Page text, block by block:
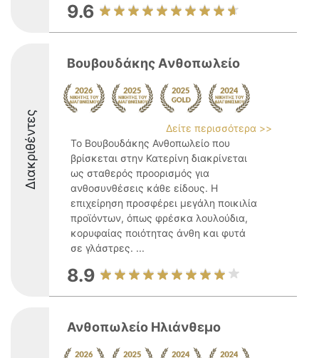
9.6
Διακριθέντες
Βουβουδάκης Aνθοπωλείo
Δείτε περισσότερα >>
Το Βουβουδάκης Ανθοπωλείο που
βρίσκεται στην Κατερίνη διακρίνεται
ως σταθερός προορισμός για
ανθοσυνθέσεις κάθε είδους. Η
επιχείρηση προσφέρει μεγάλη ποικιλία
προϊόντων, όπως φρέσκα λουλούδια,
κορυφαίας ποιότητας άνθη και φυτά
σε γλάστρες. ...
8.9
Ανθοπωλείο Ηλιάνθεμο